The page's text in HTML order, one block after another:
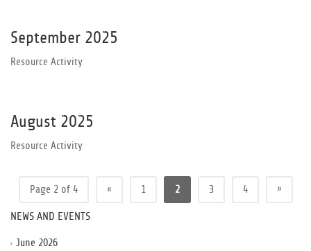
September 2025
Resource Activity
August 2025
Resource Activity
Page 2 of 4 « 1 2 3 4 »
NEWS AND EVENTS
June 2026